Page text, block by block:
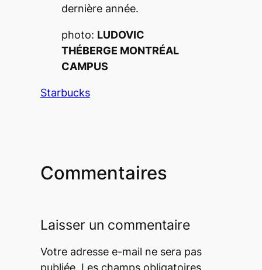
dernière année.
photo: LUDOVIC
THÉBERGE MONTRÉAL
CAMPUS
Starbucks
Commentaires
Laisser un commentaire
Votre adresse e-mail ne sera pas
publiée. Les champs obligatoires